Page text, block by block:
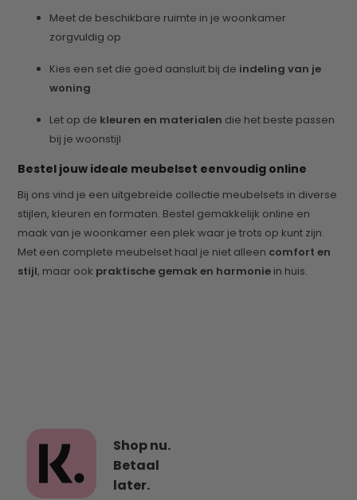
Meet de beschikbare ruimte in je woonkamer
zorgvuldig op
Kies een set die goed aansluit bij de indeling van je
woning
Let op de kleuren en materialen die het beste passen
bij je woonstijl
Bestel jouw ideale meubelset eenvoudig online
Bij ons vind je een uitgebreide collectie meubelsets in diverse
stijlen, kleuren en formaten. Bestel gemakkelijk online en
maak van je woonkamer een plek waar je trots op kunt zijn.
Met een complete meubelset haal je niet alleen comfort en
stijl, maar ook praktische gemak en harmonie in huis.
Shop nu.
Betaal
later.